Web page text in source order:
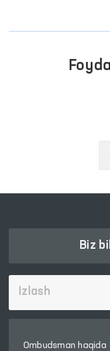
Biz
Ombudsman haqida